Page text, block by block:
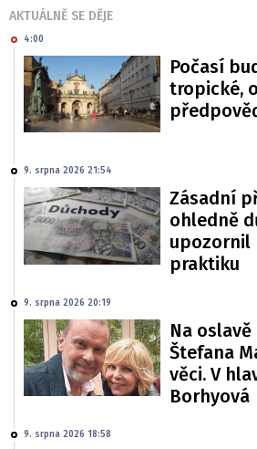
sociální sítě.
AKTUÁLNĚ SE DĚJE
4:00
Počasí
tropické,
9. srpna 2026 21:54
Zásadní
ohledně
upozornil
praktiku
9. srpna 2026 20:19
Na
Štefana
věci. V
Borhyová
9. srpna 2026 18:58